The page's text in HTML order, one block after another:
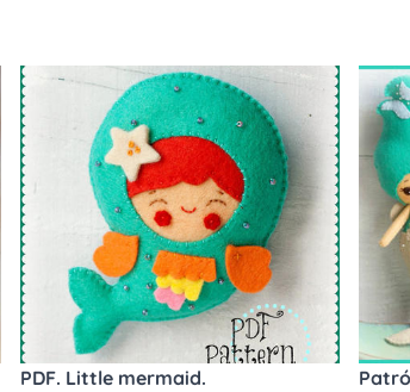
PDF. Little mermaid.